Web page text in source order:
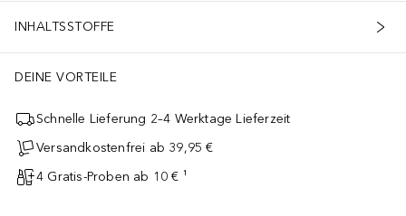
INHALTSSTOFFE
DEINE VORTEILE
Schnelle Lieferung 2–4 Werktage Lieferzeit
Versandkostenfrei ab 39,95 €
4 Gratis-Proben ab 10 € ¹